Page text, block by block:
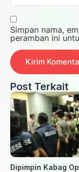
Simpan nama,
peramban ini
Post Terkait
Dipimpin Kabag